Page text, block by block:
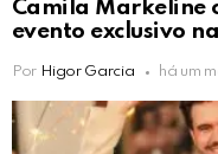
Camila Markeline
evento exclusivo
Por Higor Garcia há um